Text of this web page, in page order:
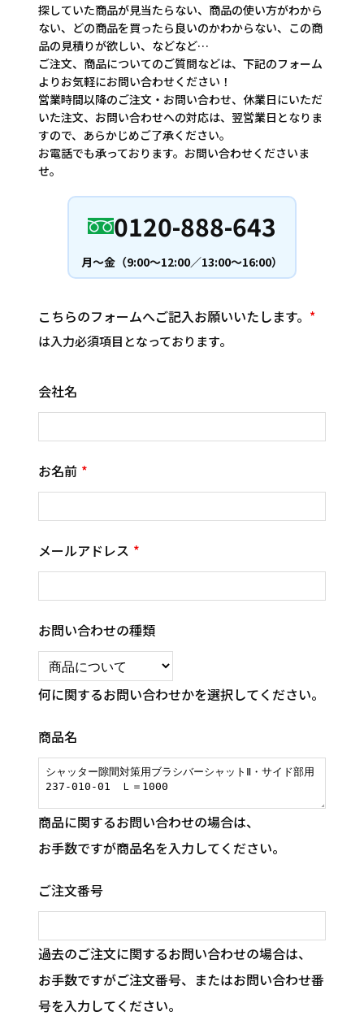
探していた商品が見当たらない、商品の使い方がわから
ない、どの商品を買ったら良いのかわからない、この商
品の見積りが欲しい、などなど…
ご注文、商品についてのご質問などは、下記のフォーム
よりお気軽にお問い合わせください！
営業時間以降のご注文・お問い合わせ、休業日にいただ
いた注文、お問い合わせへの対応は、翌営業日となりま
すので、あらかじめご了承ください。
お電話でも承っております。お問い合わせくださいま
せ。
0120-888-643
月〜金（9:00〜12:00／13:00〜16:00）
こちらのフォームへご記入お願いいたします。
は入力必須項目となっております。
会社名
お名前
メールアドレス
お問い合わせの種類
何に関するお問い合わせかを選択してください。
商品名
商品に関するお問い合わせの場合は、
お手数ですが商品名を入力してください。
ご注文番号
過去のご注文に関するお問い合わせの場合は、
お手数ですがご注文番号、またはお問い合わせ番
号を入力してください。